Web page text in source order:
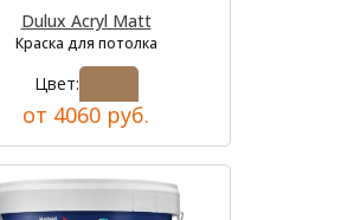
Dulux Acryl Matt
Краска для потолка
Цвет:
от 4060 руб.